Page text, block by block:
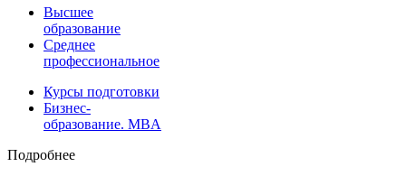
Высшее
образование
Среднее
профессиональное
Курсы подготовки
Бизнес-
образование. MBA
Подробнее